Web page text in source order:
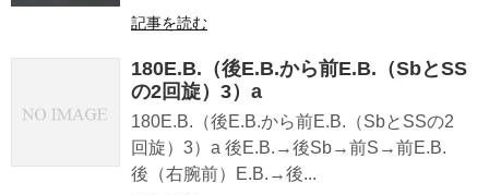
記事を読む
180E.B.（後E.B.から前E.B.（SbとSS
の2回旋）3）a
180E.B.（後E.B.から前E.B.（SbとSSの2
回旋）3）a 後E.B.→後Sb→前S→前E.B.
後（右腕前）E.B.→後...